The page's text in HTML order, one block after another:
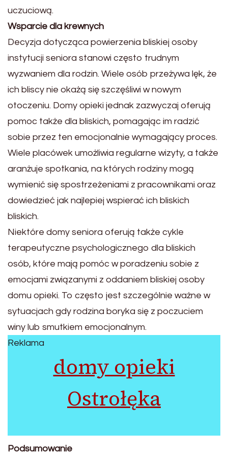
uczuciową.
Wsparcie dla krewnych
Decyzja dotycząca powierzenia bliskiej osoby
instytucji seniora stanowi często trudnym
wyzwaniem dla rodzin. Wiele osób przeżywa lęk, że
ich bliscy nie okażą się szczęśliwi w nowym
otoczeniu. Domy opieki jednak zazwyczaj oferują
pomoc także dla bliskich, pomagając im radzić
sobie przez ten emocjonalnie wymagający proces.
Wiele placówek umożliwia regularne wizyty, a także
aranżuje spotkania, na których rodziny mogą
wymienić się spostrzeżeniami z pracownikami oraz
dowiedzieć jak najlepiej wspierać ich bliskich
bliskich.
Niektóre domy seniora oferują także cykle
terapeutyczne psychologicznego dla bliskich
osób, które mają pomóc w poradzeniu sobie z
emocjami związanymi z oddaniem bliskiej osoby
domu opieki. To często jest szczególnie ważne w
sytuacjach gdy rodzina boryka się z poczuciem
winy lub smutkiem emocjonalnym.
Reklama
domy opieki
Ostrołęka
Podsumowanie